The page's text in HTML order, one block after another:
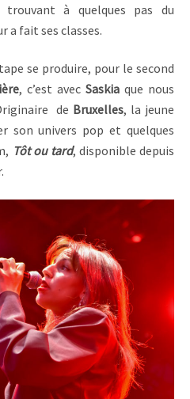
à quelques pas du
a fait ses classes.
se produire, pour le second
, c’est avec Saskia que nous
de Bruxelles, la jeune
son univers pop et quelques
Tôt ou tard, disponible depuis